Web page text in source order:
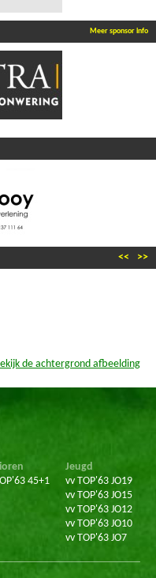
Meer sponsor info
>>
<<
de achtergrond afbeelding
45+1
Jeugd
vv TOP'63 JO19
vv TOP'63 JO15
vv TOP'63 JO12
vv TOP'63 JO10
vv TOP'63 JO7